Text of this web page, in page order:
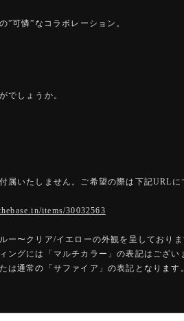
”可憐”なコラボレーション。
でしょうか。
属いたしません。ご希望の際は下記URLに
items/30032563
ー〜クリア/イエローの外観を呈しておりま
ングには「マルチカラー」の表記はござい
は通常の「サファイア」の表記となります。